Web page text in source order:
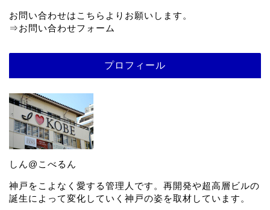
お問い合わせはこちらよりお願いします。
⇒お問い合わせフォーム
プロフィール
しん@こべるん
神戸をこよなく愛する管理人です。再開発や超高層ビルの
誕生によって変化していく神戸の姿を取材しています。